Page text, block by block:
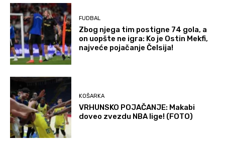
FUDBAL
Zbog njega tim postigne 74 gola, a
on uopšte ne igra: Ko je Ostin Mekfi,
najveće pojačanje Čelsija!
KOŠARKA
VRHUNSKO POJAČANJE: Makabi
doveo zvezdu NBA lige! (FOTO)